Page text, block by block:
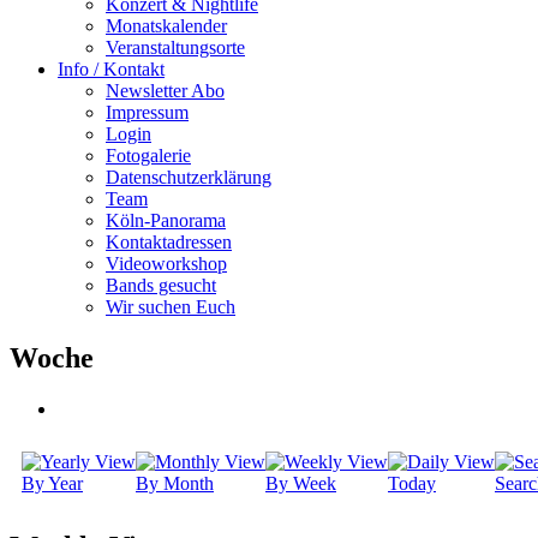
Konzert & Nightlife
Monatskalender
Veranstaltungsorte
Info / Kontakt
Newsletter Abo
Impressum
Login
Fotogalerie
Datenschutzerklärung
Team
Köln-Panorama
Kontaktadressen
Videoworkshop
Bands gesucht
Wir suchen Euch
Woche
By Year By Month By Week Today